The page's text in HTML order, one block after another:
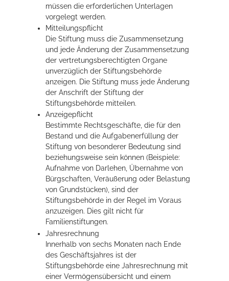
Erleben in Hockenheim
Spaß unter prickelnden Wasserfällen, das rauschende Meer im
Wellenbecken oder doch lieber die pure Entspannung auf der
Sprudelliege im Solebecken?
müssen die erforderlichen Unterlagen
vorgelegt werden.
Mitteilungspflicht
Die Stiftung muss die Zusammensetzung
und jede Änderung der Zusammensetzung
der vertretungsberechtigten Organe
unverzüglich der Stiftungsbehörde
anzeigen. Die Stiftung muss jede Änderung
der Anschrift der Stiftung der
Stiftungsbehörde mitteilen.
Anzeigepflicht
Bestimmte Rechtsgeschäfte, die für den
Bestand und die Aufgabenerfüllung der
Stiftung von besonderer Bedeutung sind
beziehungsweise sein können (Beispiele:
Aufnahme von Darlehen, Übernahme von
Bürgschaften, Veräußerung oder Belastung
von Grundstücken), sind der
Stiftungsbehörde in der Regel im Voraus
anzuzeigen. Dies gilt nicht für
Familienstiftungen.
Jahresrechnung
Innerhalb von sechs Monaten nach Ende
des Geschäftsjahres ist der
Stiftungsbehörde eine Jahresrechnung mit
einer Vermögensübersicht und einem